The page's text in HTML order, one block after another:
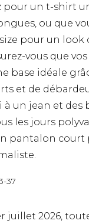
pour un t-shirt
ou que
pour un look
vous que
base idéale
et de
un jean et des
les jours
pantalon court
37
juillet 2026,